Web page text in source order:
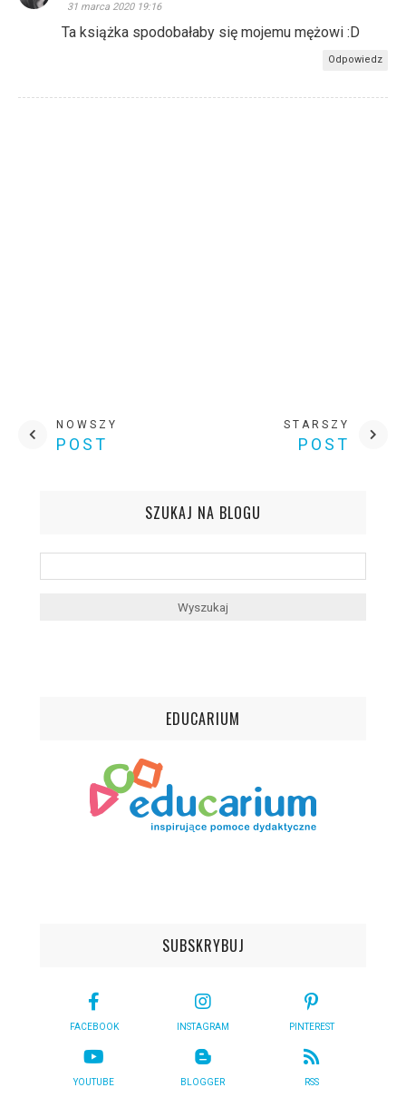
31 marca 2020 19:16
Ta książka spodobałaby się mojemu mężowi :D
Odpowiedz
NOWSZY
POST
STARSZY
POST
SZUKAJ NA BLOGU
EDUCARIUM
SUBSKRYBUJ
FACEBOOK INSTAGRAM PINTEREST
YOUTUBE BLOGGER RSS